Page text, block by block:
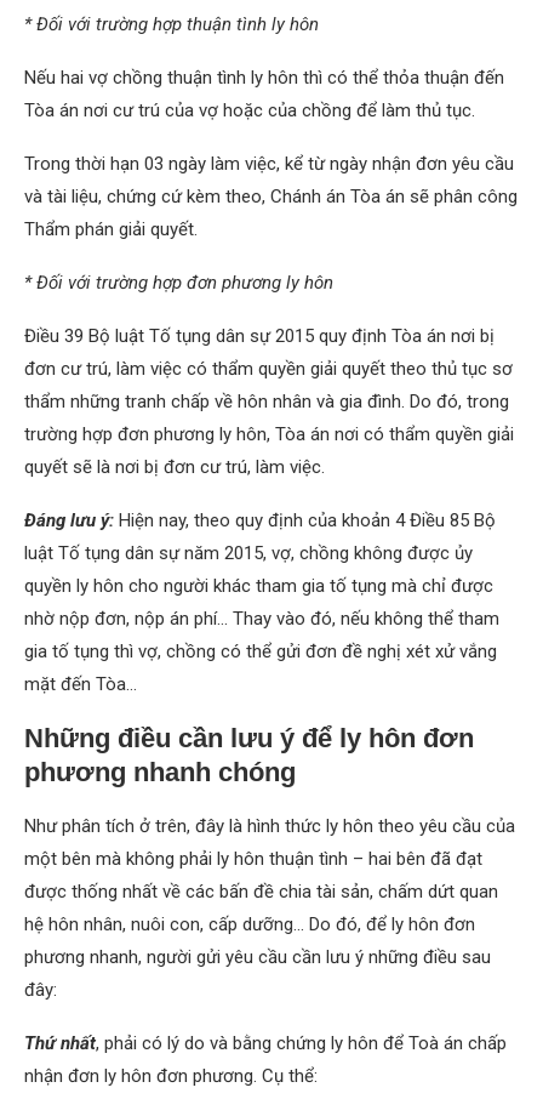
* Đối với trường hợp thuận tình ly hôn
Nếu hai vợ chồng thuận tình ly hôn thì có thể thỏa thuận đến
Tòa án nơi cư trú của vợ hoặc của chồng để làm thủ tục.
Trong thời hạn 03 ngày làm việc, kể từ ngày nhận đơn yêu cầu
và tài liệu, chứng cứ kèm theo, Chánh án Tòa án sẽ phân công
Thẩm phán giải quyết.
* Đối với trường hợp đơn phương ly hôn
Điều 39 Bộ luật Tố tụng dân sự 2015 quy định Tòa án nơi bị
đơn cư trú, làm việc có thẩm quyền giải quyết theo thủ tục sơ
thẩm những tranh chấp về hôn nhân và gia đình. Do đó, trong
trường hợp đơn phương ly hôn, Tòa án nơi có thẩm quyền giải
quyết sẽ là nơi bị đơn cư trú, làm việc.
Đáng lưu ý: Hiện nay, theo quy định của khoản 4 Điều 85 Bộ
luật Tố tụng dân sự năm 2015, vợ, chồng không được ủy
quyền ly hôn cho người khác tham gia tố tụng mà chỉ được
nhờ nộp đơn, nộp án phí… Thay vào đó, nếu không thể tham
gia tố tụng thì vợ, chồng có thể gửi đơn đề nghị xét xử vắng
mặt đến Tòa…
Những điều cần lưu ý để ly hôn đơn
phương nhanh chóng
Như phân tích ở trên, đây là hình thức ly hôn theo yêu cầu của
một bên mà không phải ly hôn thuận tình – hai bên đã đạt
được thống nhất về các bấn đề chia tài sản, chấm dứt quan
hệ hôn nhân, nuôi con, cấp dưỡng… Do đó, để ly hôn đơn
phương nhanh, người gửi yêu cầu cần lưu ý những điều sau
đây:
Thứ nhất, phải có lý do và bằng chứng ly hôn để Toà án chấp
nhận đơn ly hôn đơn phương. Cụ thể: